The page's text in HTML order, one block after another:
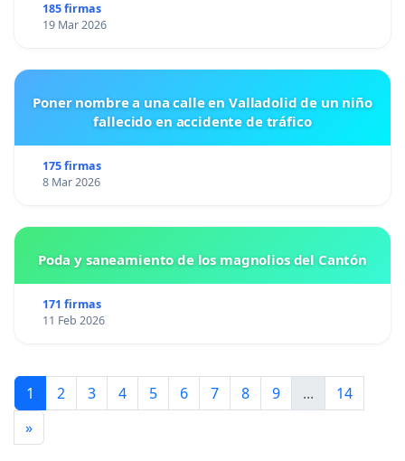
185 firmas
19 Mar 2026
Poner nombre a una calle en Valladolid de un niño
fallecido en accidente de tráfico
175 firmas
8 Mar 2026
Poda y saneamiento de los magnolios del Cantón
171 firmas
11 Feb 2026
1 2 3 4 5 6 7 8 9 ...
14
»